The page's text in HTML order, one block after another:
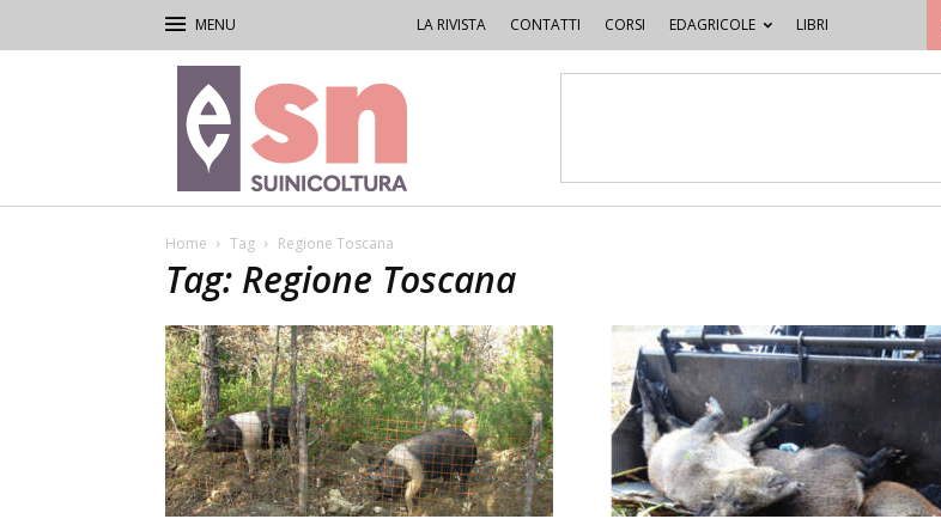
LA RIVISTA CONTATTI CORSI EDAGRICOLE LIBRI
Rivista
di
Suinicoltura
Home Tag Regione Toscana
Tag: Regione Toscana